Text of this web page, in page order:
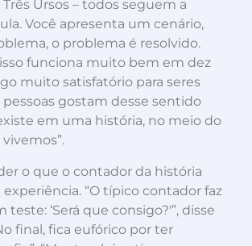
Ursos – todos seguem a
Você apresenta um cenário,
o problema é resolvido.
funciona muito bem em dez
muito satisfatório para seres
pessoas gostam desse sentido
em uma história, no meio do
o que o contador da história
“O típico contador faz
teste: ‘Será que consigo?'”, disse
final, fica eufórico por ter